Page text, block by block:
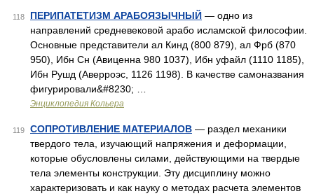
118 ПЕРИПАТЕТИЗМ АРАБОЯЗЫЧНЫЙ — одно из
направлений средневековой арабо исламской философии.
Основные представители ал Кинд (800 879), ал Фрб (870
950), Ибн Сн (Авиценна 980 1037), Ибн уфайл (1110 1185),
Ибн Рушд (Аверроэс, 1126 1198). В качестве самоназвания
фигурировали&#8230; …
Энциклопедия Кольера
119 СОПРОТИВЛЕНИЕ МАТЕРИАЛОВ — раздел механики
твердого тела, изучающий напряжения и деформации,
которые обусловлены силами, действующими на твердые
тела элементы конструкции. Эту дисциплину можно
характеризовать и как науку о методах расчета элементов